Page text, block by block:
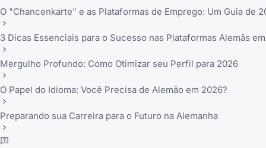
O "Chancenkarte" e as Plataformas de Emprego: Um Guia de
3 Dicas Essenciais para o Sucesso nas Plataformas Alemãs
Mergulho Profundo: Como Otimizar seu Perfil para 2026
O Papel do Idioma: Você Precisa de Alemão em 2026?
Preparando sua Carreira para o Futuro na Alemanha